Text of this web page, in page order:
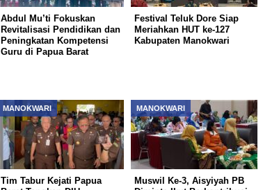
Abdul Mu’ti Fokuskan
Revitalisasi Pendidikan dan
Peningkatan Kompetensi
Guru di Papua Barat
Festival Teluk Dore Siap
Meriahkan HUT ke-127
Kabupaten Manokwari
MANOKWARI
Tim Tabur Kejati Papua
MANOKWARI
Muswil Ke-3, Aisyiyah PB